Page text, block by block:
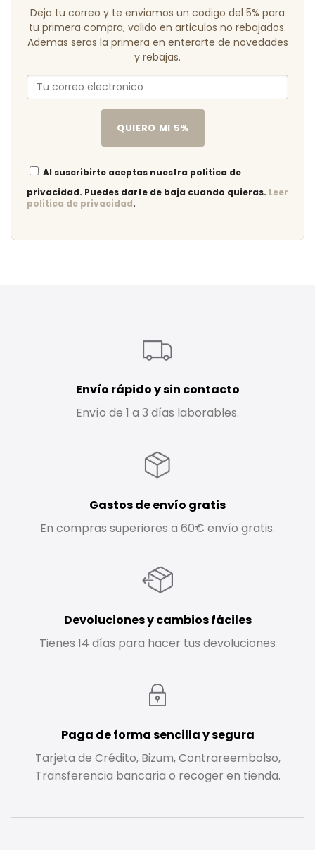
Deja tu correo y te enviamos un codigo del 5% para
tu primera compra, valido en articulos no rebajados.
Ademas seras la primera en enterarte de novedades
y rebajas.
QUIERO MI 5%
Al suscribirte aceptas nuestra politica de
privacidad. Puedes darte de baja cuando quieras. Leer
politica de privacidad.
Envío rápido y sin contacto
Envío de 1 a 3 días laborables.
Gastos de envío gratis
En compras superiores a 60€ envío gratis.
Devoluciones y cambios fáciles
Tienes 14 días para hacer tus devoluciones
Paga de forma sencilla y segura
Tarjeta de Crédito, Bizum, Contrareembolso,
Transferencia bancaria o recoger en tienda.